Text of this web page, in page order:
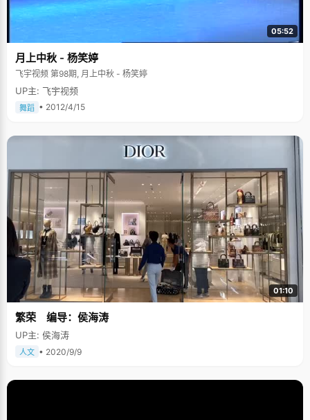
05:52
月上中秋 - 杨笑婷
飞宇视频 第98期, 月上中秋 - 杨笑婷
UP主: 飞宇视频
舞蹈 • 2012/4/15
01:10
繁荣 编导：侯海涛
UP主: 侯海涛
人文 • 2020/9/9